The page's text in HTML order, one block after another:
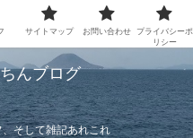
んブログ
そして雑記あれこれ
サイトマップ お問い合わせ
プライバシーポ
リシー